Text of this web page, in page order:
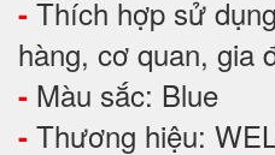
- Thích hợp sử
hàng, cơ quan, gia
- Màu sắc: Blue
- Thương hiệu: